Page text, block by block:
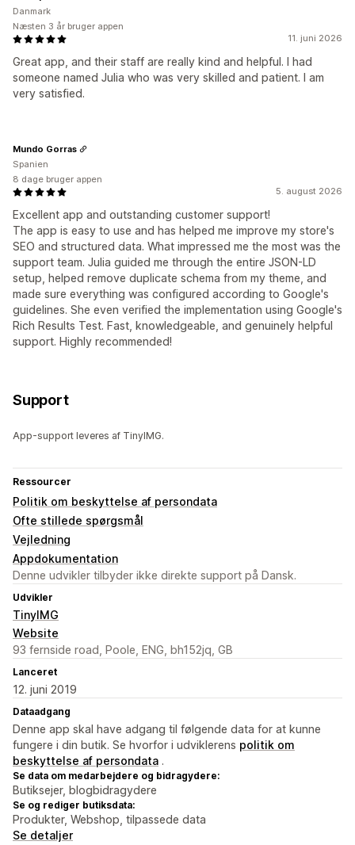
11. juni 2026
Great app, and their staff are really kind and helpful. I had
someone named Julia who was very skilled and patient. I am
very satisfied.
Danmark
Næsten 3 år bruger appen
5. august 2026
Excellent app and outstanding customer support!
The app is easy to use and has helped me improve my store's
SEO and structured data. What impressed me the most was the
support team. Julia guided me through the entire JSON-LD
setup, helped remove duplicate schema from my theme, and
made sure everything was configured according to Google's
guidelines. She even verified the implementation using Google's
Rich Results Test. Fast, knowledgeable, and genuinely helpful
support. Highly recommended!
Mundo Gorras
Spanien
8 dage bruger appen
Support
App-support leveres af TinyIMG.
Ressourcer
Politik om beskyttelse af persondata
Ofte stillede spørgsmål
Vejledning
Appdokumentation
Denne udvikler tilbyder ikke direkte support på Dansk.
Udvikler
TinyIMG
Website
93 fernside road, Poole, ENG, bh152jq, GB
Lanceret
12. juni 2019
Dataadgang
Denne app skal have adgang til følgende data for at kunne
fungere i din butik. Se hvorfor i udviklerens politik om
beskyttelse af persondata .
Se data om medarbejdere og bidragydere:
Butiksejer, blogbidragydere
Se og rediger butiksdata:
Produkter, Webshop, tilpassede data
Se detaljer